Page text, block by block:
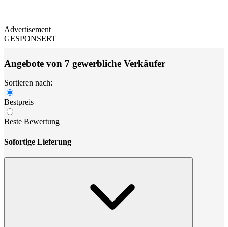
Advertisement
GESPONSERT
Angebote von 7 gewerbliche Verkäufer
Sortieren nach:
Bestpreis
Beste Bewertung
Sofortige Lieferung